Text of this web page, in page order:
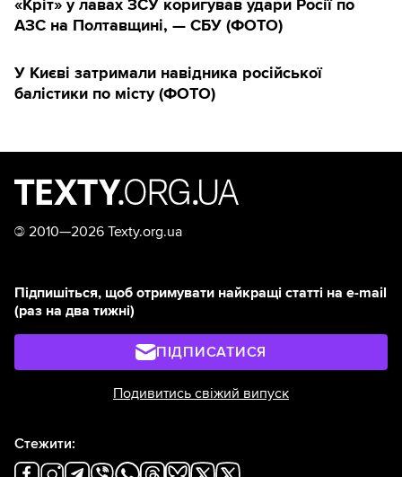
«Кріт» у лавах ЗСУ коригував удари Росії по
АЗС на Полтавщині, — СБУ (ФОТО)
У Києві затримали навідника російської
балістики по місту (ФОТО)
© 2010—2026 Texty.org.ua
Підпишіться, щоб отримувати найкращі статті на e-mail
(раз на два тижні)
ПІДПИСАТИСЯ
Подивитись свіжий випуск
Стежити: